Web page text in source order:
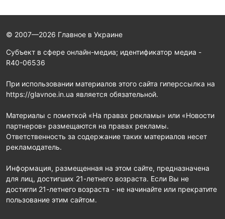
© 2007—2026 Главное в Украине
Субъект в сфере онлайн-медиа; идентификатор медиа -
R40-06536
При использовании материалов этого сайта гиперссылка на
https://glavnoe.in.ua является обязательной.
Материалы с пометкой «На правах рекламы» или «Новости
партнеров» размещаются на правах рекламы.
Ответственность за содержание таких материалов несет
рекламодатель.
Информация, размещенная на этом сайте, предназначена
для лиц, достигших 21-летнего возраста. Если Вы не
достигли 21-летнего возраста - не начинайте или прекратите
пользование этим сайтом.